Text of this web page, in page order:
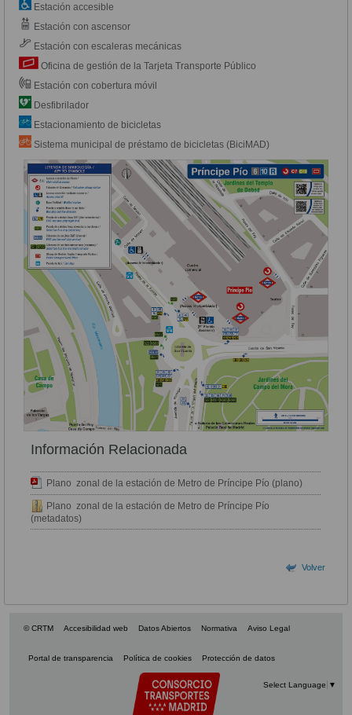
Estación accesible
Estación con ascensor
Estación con escaleras mecánicas
Oficina de gestión de la Tarjeta Transporte Público
Estación con cobertura móvil
Desfibrilador
Estacionamiento de bicicletas
Sistema municipal de préstamo de bicicletas (BiciMAD)
Información Relacionada
Plano zonal de la estación de Metro de Príncipe Pío (plano)
Plano zonal de la estación de Metro de Príncipe Pío
(metadatos)
Volver
© CRTM Accesibilidad web Datos Abiertos Normativa Aviso Legal
Portal de transparencia Política de cookies Protección de datos
Select Language ▼